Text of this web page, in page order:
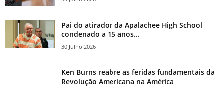
Pai do atirador da Apalachee High School
condenado a 15 anos...
30 Julho 2026
Ken Burns reabre as feridas fundamentais da
Revolução Americana na América